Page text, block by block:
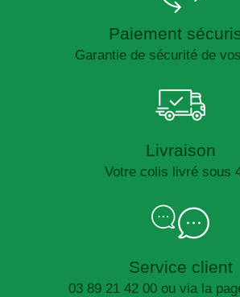
Paiement
Garantie de sécurité de
Livraison
Votre colis livré sous
Service client
03 89 21 42 00 ou via la